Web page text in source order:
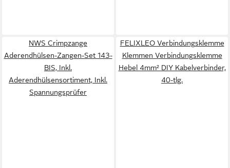
NWS Crimpzange
Aderendhülsen-Zangen-Set 143-
BIS, Inkl.
Aderendhülsensortiment, Inkl.
Spannungsprüfer
FELIXLEO Verbindungsklemme
Klemmen Verbindungsklemme
Hebel 4mm² DIY Kabelverbinder,
40-tlg.